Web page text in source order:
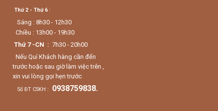
Thứ 2 - Thứ 6 :
Sáng : 8h30 - 12h30
Chiều : 13h00 - 19h30
Thứ 7 -CN : 7h30 - 20h00
Nếu Quí Khách hàng cần đến
trước hoặc sau giờ làm việc trên ,
xin vui lòng gọi hẹn trước
Số ĐT CSKH : 0938759838.